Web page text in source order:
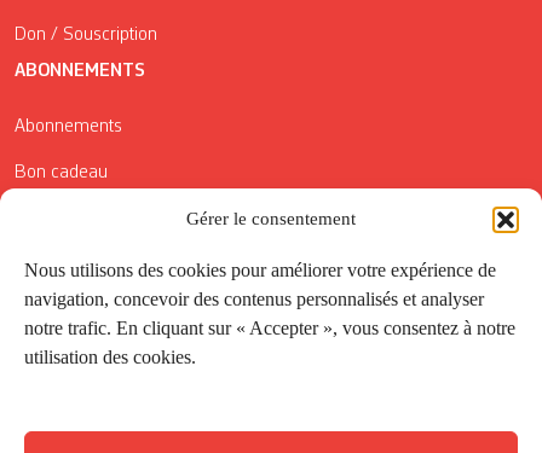
Gérer le consentement
Nous utilisons des cookies pour améliorer votre expérience de
navigation, concevoir des contenus personnalisés et analyser
notre trafic. En cliquant sur « Accepter », vous consentez à notre
utilisation des cookies.
Don / Souscription
ABONNEMENTS
Abonnements
Bon cadeau
Conditions générales de vente
Réductions de la Carte Côté Courrier
Application